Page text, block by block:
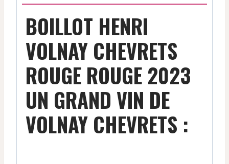
BOILLOT HENRI
VOLNAY CHEVRETS
ROUGE ROUGE 2023
UN GRAND VIN DE
VOLNAY CHEVRETS :